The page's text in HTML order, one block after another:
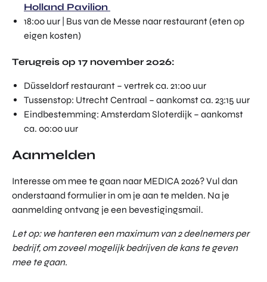
Holland Pavilion
18:00 uur | Bus van de Messe naar restaurant (eten op
eigen kosten)
Terugreis op 17 november 2026:
Düsseldorf restaurant – vertrek ca. 21:00 uur
Tussenstop: Utrecht Centraal – aankomst ca. 23:15 uur
Eindbestemming: Amsterdam Sloterdijk – aankomst
ca. 00:00 uur
Aanmelden
Interesse om mee te gaan naar MEDICA 2026? Vul dan
onderstaand formulier in om je aan te melden. Na je
aanmelding ontvang je een bevestigingsmail.
Let op: we hanteren een maximum van 2 deelnemers per
bedrijf, om zoveel mogelijk bedrijven de kans te geven
mee te gaan.